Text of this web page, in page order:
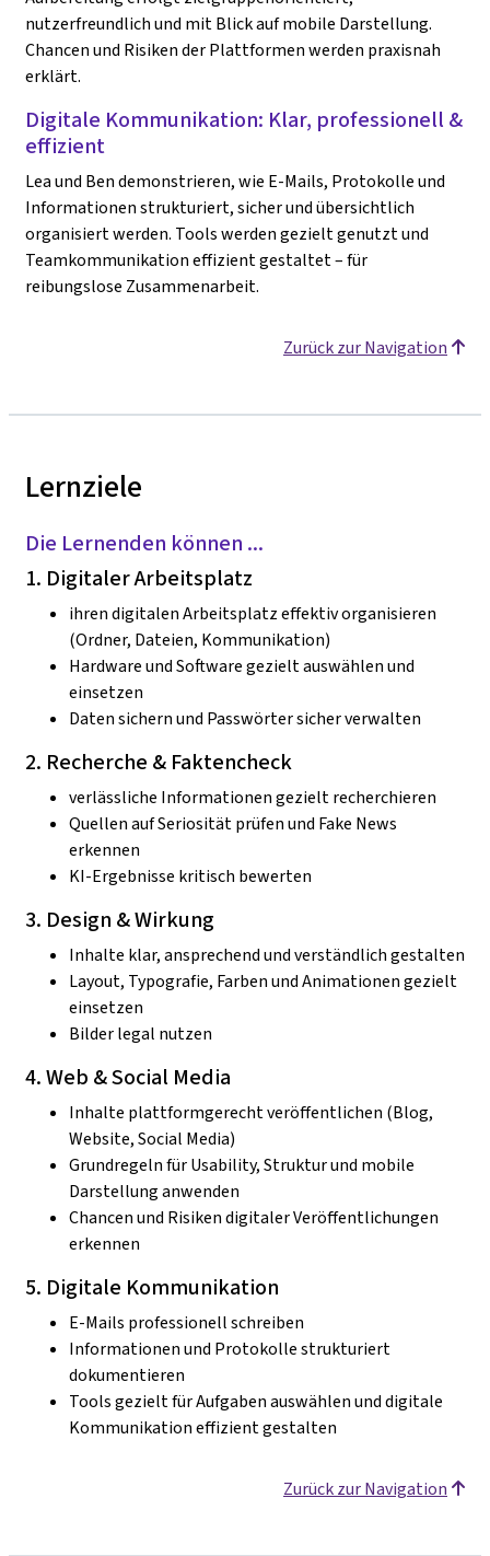
nutzerfreundlich und mit Blick auf mobile Darstellung.
Chancen und Risiken der Plattformen werden praxisnah
erklärt.
Digitale Kommunikation: Klar, professionell &
effizient
Lea und Ben demonstrieren, wie E-Mails, Protokolle und
Informationen strukturiert, sicher und übersichtlich
organisiert werden. Tools werden gezielt genutzt und
Teamkommunikation effizient gestaltet – für
reibungslose Zusammenarbeit.
Zurück zur Navigation
Lernziele
Die Lernenden können ...
1. Digitaler Arbeitsplatz
ihren digitalen Arbeitsplatz effektiv organisieren
(Ordner, Dateien, Kommunikation)
Hardware und Software gezielt auswählen und
einsetzen
Daten sichern und Passwörter sicher verwalten
2. Recherche & Faktencheck
verlässliche Informationen gezielt recherchieren
Quellen auf Seriosität prüfen und Fake News
erkennen
KI-Ergebnisse kritisch bewerten
3. Design & Wirkung
Inhalte klar, ansprechend und verständlich gestalten
Layout, Typografie, Farben und Animationen gezielt
einsetzen
Bilder legal nutzen
4. Web & Social Media
Inhalte plattformgerecht veröffentlichen (Blog,
Website, Social Media)
Grundregeln für Usability, Struktur und mobile
Darstellung anwenden
Chancen und Risiken digitaler Veröffentlichungen
erkennen
5. Digitale Kommunikation
E-Mails professionell schreiben
Informationen und Protokolle strukturiert
dokumentieren
Tools gezielt für Aufgaben auswählen und digitale
Kommunikation effizient gestalten
Zurück zur Navigation